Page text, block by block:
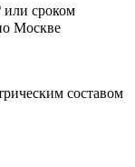
сроком
Москве
составом